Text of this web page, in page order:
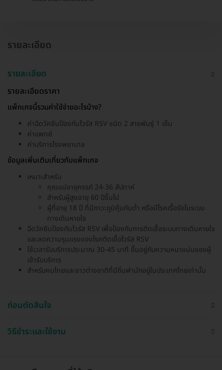
รายละเอียด
รายละเอียด
รายละเอียดราคา
แพ็กเกจนี้รวมค่าใช้จ่ายอะไรบ้าง?
ค่าฉีดวัคซีนป้องกันไวรัส RSV ชนิด 2 สายพันธ์ุ 1 เข็ม
ค่าแพทย์
ค่าบริการโรงพยาบาล
ข้อมูลเพิ่มเติมเกี่ยวกับแพ็กเกจ
เหมาะสำหรับ
คุณแม่อายุครรภ์ 24-36 สัปดาห์
สำหรับผู้สูงอายุ 60 ปีขึ้นไป
ผู้ที่อายุ 18 ปี ที่มีภาวะภูมิคุ้มกันต่ำ หรือมีโรคเรื้อรังในระบบ
ทางเดินหายใจ
ฉีดวัคซีนป้องกันไวรัส RSV เพื่อป้องกันการติดเชื้อระบบทางเดินหายใจ
และลดความรุนแรงของโรคติดเชื้อไวรัส RSV
ใช้เวลารับบริการประมาณ 30-45 นาที ขึ้นอยู่กับความหนาแน่นของผู้
เข้ารับบริการ
สำหรับคนไทยและชาวต่างชาติที่มีถิ่นพำนักอยู่ในประเทศไทยเท่านั้น
ก่อนตัดสินใจ
วิธีชำระและใช้งาน